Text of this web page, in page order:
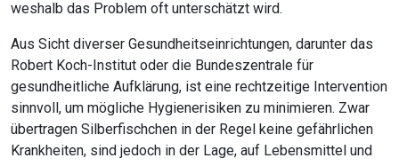
weshalb das Problem oft unterschätzt wird.
Aus Sicht diverser Gesundheitseinrichtungen, darunter das
Robert Koch-Institut oder die Bundeszentrale für
gesundheitliche Aufklärung, ist eine rechtzeitige Intervention
sinnvoll, um mögliche Hygienerisiken zu minimieren. Zwar
übertragen Silberfischchen in der Regel keine gefährlichen
Krankheiten, sind jedoch in der Lage, auf Lebensmittel und